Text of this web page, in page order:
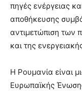
πηγές ενέργειας
αποθήκευσης
αντιμετώπιση των
και της
Η Ρουμανία είναι
Ευρωπαϊκής